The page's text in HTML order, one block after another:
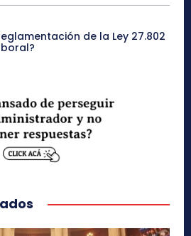
de la Ley 27.802